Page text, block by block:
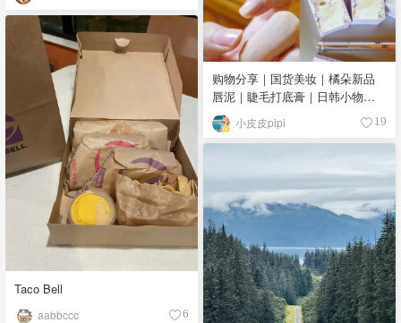
购物分享｜国货美妆｜橘朵新品
唇泥｜睫毛打底膏｜日韩小物｜
眼线笔｜美甲DIY💅
小皮皮pipi 19
Taco Bell
aabbccc 6